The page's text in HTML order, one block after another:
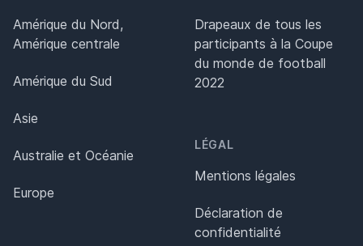
Amérique du Nord,
Amérique centrale
Amérique du Sud
Asie
Australie et Océanie
Europe
Drapeaux de tous les
participants à la Coupe
du monde de football
2022
LÉGAL
Mentions légales
Déclaration de
confidentialité